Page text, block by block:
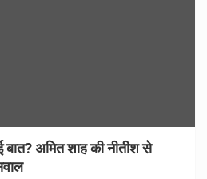
बात? अमित शाह की नीतीश से